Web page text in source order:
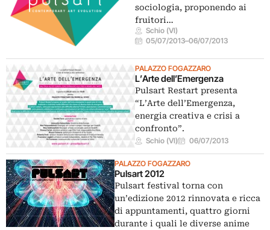
sociologia, proponendo ai
fruitori…
Schio (VI)
05/07/2013–06/07/2013
PALAZZO FOGAZZARO
L’Arte dell’Emergenza
Pulsart Restart presenta
“L’Arte dell’Emergenza,
energia creativa e crisi a
confronto”.
Schio (VI) 06/07/2013
PALAZZO FOGAZZARO
Pulsart 2012
Pulsart festival torna con
un’edizione 2012 rinnovata e ricca
di appuntamenti, quattro giorni
durante i quali le diverse anime